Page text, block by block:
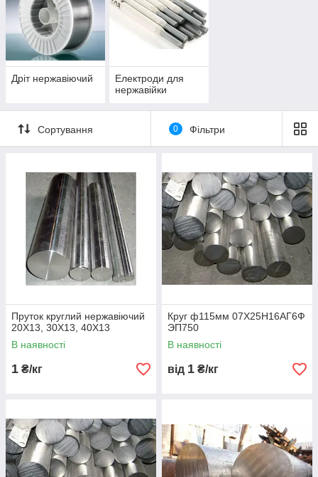
Дріт нержавіючий
Електроди для
нержавійки
Сортування 0 Фільтри
Пруток круглий нержавіючий
20Х13, 30Х13, 40Х13
В наявності
1 ₴/кг
Круг ф115мм 07Х25Н16АГ6Ф
ЭП750
В наявності
від 1 ₴/кг